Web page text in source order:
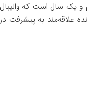
و یک سال است که والیبال
علاقه‌مند به پیشرفت در